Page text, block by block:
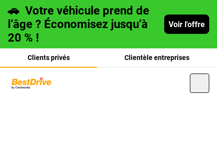
🚗 Votre véhicule prend de
l’âge ? Économisez jusqu’à
20 % !
Voir l'offre
Clients privés Clientèle entreprises